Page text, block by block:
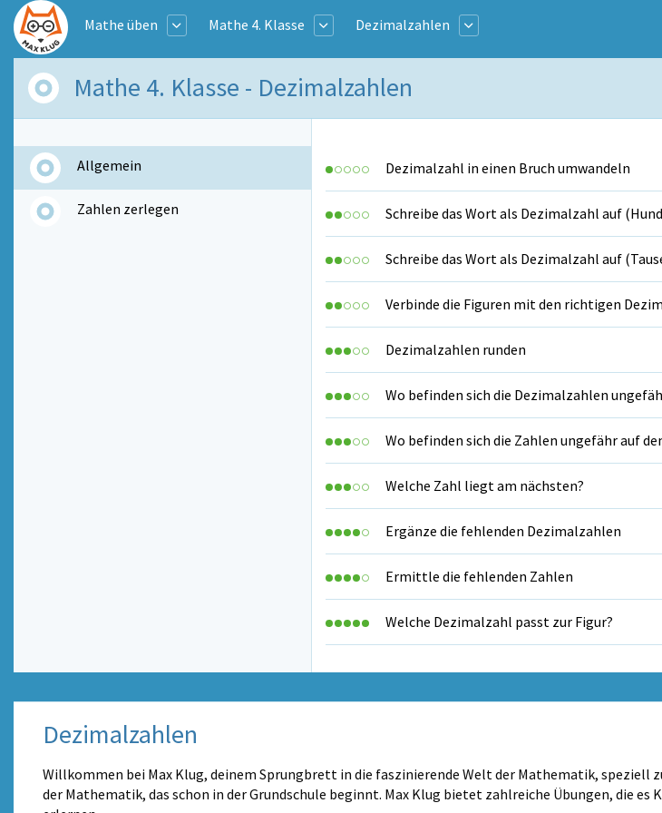
Mathe üben Mathe 4. Klasse Dezimalzahlen
Mathe 4. Klasse - Dezimalzahlen
Allgemein
Zahlen zerlegen
Dezimalzahl in einen Bruch umwandeln
Schreibe das Wort als Dezimalzahl auf
Schreibe das Wort als Dezimalzahl auf
Verbinde die Figuren mit den richtigen
Dezimalzahlen runden
Wo befinden sich die Dezimalzahlen
Wo befinden sich die Zahlen ungefähr auf
Welche Zahl liegt am nächsten?
Ergänze die fehlenden Dezimalzahlen
Ermittle die fehlenden Zahlen
Welche Dezimalzahl passt zur Figur?
Dezimalzahlen
Willkommen bei Max Klug, deinem Sprungbrett in die faszinierende Welt der Mathematik, speziell
der Mathematik, das schon in der Grundschule beginnt. Max Klug bietet zahlreiche Übungen, die